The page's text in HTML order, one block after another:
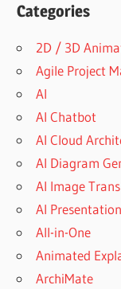
Categories
2D / 3D
Agile Project
AI
AI Chatbot
AI Cloud
AI Diagram
AI Image
AI
All-in-One
Animated
ArchiMate